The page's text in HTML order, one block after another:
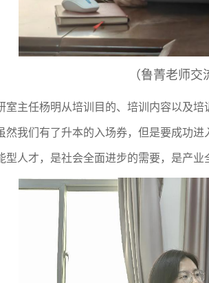
（鲁菁老师交
主任杨明从培训目的、培训内容以及
然我们有了升本的入场券，但是要成功
人才，是社会全面进步的需要，是产